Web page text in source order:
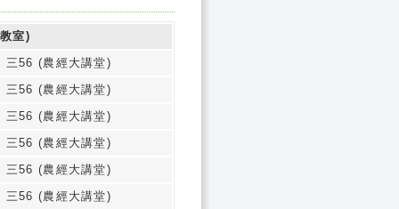
室)
三56 (農經大講堂)
三56 (農經大講堂)
三56 (農經大講堂)
三56 (農經大講堂)
三56 (農經大講堂)
三56 (農經大講堂)